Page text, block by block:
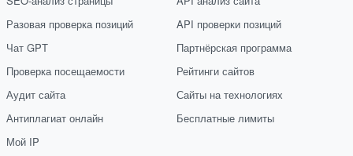
Разовая проверка позиций
Чат GPT
Проверка посещаемости
Аудит сайта
Антиплагиат онлайн
Мой IP
API проверки позиций
Партнёрская программа
Рейтинги сайтов
Сайты на технологиях
Бесплатные лимиты